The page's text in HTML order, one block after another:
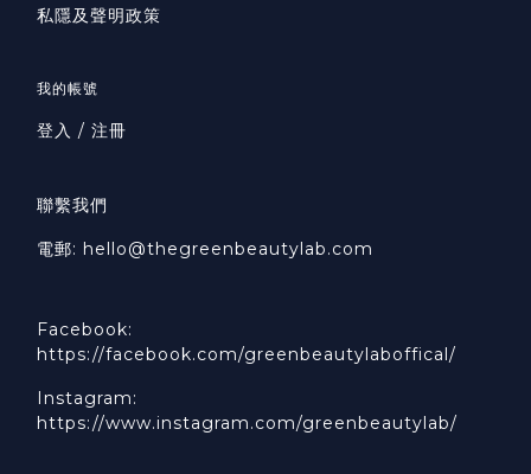
私隱及聲明政策
我的帳號
登入 / 注冊
聯繫我們
電郵: hello@thegreenbeautylab.com
Facebook:
https://facebook.com/greenbeautylaboffical/
Instagram:
https://www.instagram.com/greenbeautylab/